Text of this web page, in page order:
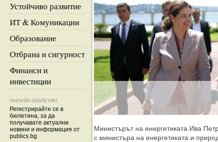
Устойчиво развитие
ИТ & Комуникации
Образование
Отбрана и сигурност
Финанси и
инвестиции
ОНЛАЙН БЮЛЕТИН
Регистрирайте се в
бюлетина, за да
получавате актуални
новини и информация от
publics.bg
Министърът на енергетиката Ива
с министъра на енергетиката и